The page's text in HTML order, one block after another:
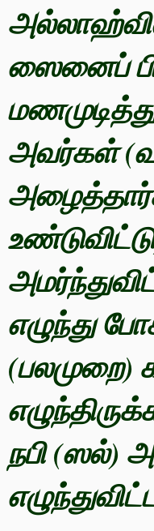
ஸைனைப்
அவர்கள்
எழுந்து
(பலமுறை)
நபி (ஸல்)